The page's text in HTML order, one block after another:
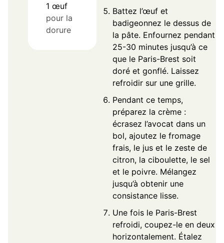
1 œuf
pour la
dorure
Battez l’œuf et
badigeonnez le dessus de
la pâte. Enfournez pendant
25-30 minutes jusqu’à ce
que le Paris-Brest soit
doré et gonflé. Laissez
refroidir sur une grille.
Pendant ce temps,
préparez la crème :
écrasez l’avocat dans un
bol, ajoutez le fromage
frais, le jus et le zeste de
citron, la ciboulette, le sel
et le poivre. Mélangez
jusqu’à obtenir une
consistance lisse.
Une fois le Paris-Brest
refroidi, coupez-le en deux
horizontalement. Étalez